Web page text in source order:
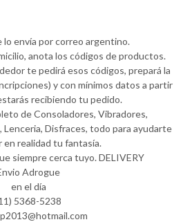
lo envía por correo argentino.
anota los códigos de productos.
te pedirá esos códigos, prepará la
y con mínimos datos a partir
recibiendo tu pedido.
de Consoladores, Vibradores,
Disfraces, todo para ayudarte
en realidad tu fantasía.
siempre cerca tuyo. DELIVERY
Adrogue
en el día
5368-5238